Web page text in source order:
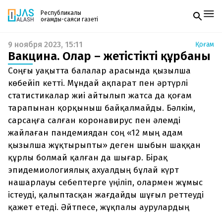
Республикалық
қоғамдық-саяси газеті
Жаңалықтар
Спорт
Live
Руханият
Аймақ
Архив
Заң және тәртіп
Редакциямен байланыс
+7 708 604 51 06
Жарнама бөлімі
+7 701 220 64 52
Пошта
zhasalash100@gmail.com
Газетке жазылу
PDF форматтағы газетті ай сайын электронды
поштаңызға алып отырыңыз. Жаңа нөмір
шыққан сәтте сізге бірден жіберіледі. Тек email
енгізіңіз, біз қалғанын өзіміз жібереміз.
9 ноября 2023, 15:11 Қоғам
Вакцина. Олар – жетістіктің құрбаны
Соңғы уақытта балалар арасында қызылша
көбейіп кетті. Мұндай ақпарат пен әртүрлі
статистикалар жиі айтылып жатса да қоғам
тарапынан қорқыныш байқалмайды. Бәлкім,
сарсаңға салған коронавирус пен әлемді
жайлаған пандемиядан соң «12 мың адам
қызылша жұқтырыпты» деген шыбын шаққан
құрлы болмай қалған да шығар. Бірақ
эпидемиологиялық ахуалдың бұлай күрт
нашарлауы себептерге үңіліп, олармен жұмыс
істеуді, қалыптасқан жағдайды шұғыл реттеуді
қажет етеді. Әйтпесе, жұқпалы аурулардың